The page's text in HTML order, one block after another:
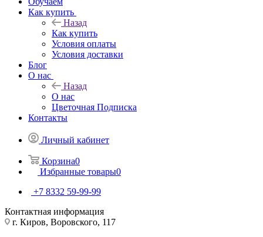
Как купить
Назад
Как купить
Условия оплаты
Условия доставки
Блог
О нас
Назад
О нас
Цветочная Подписка
Контакты
Личный кабинет
Корзина0
Избранные товары0
+7 8332 59-99-99
Контактная информация
г. Киров, Воровского, 117